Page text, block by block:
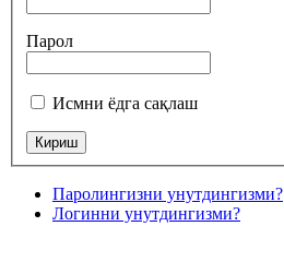
Парол
Исмни ёдга сақлаш
Паролингизни унутдингизми?
Логинни унутдингизми?